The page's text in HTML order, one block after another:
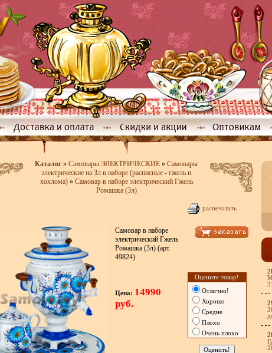
Каталог» Самовары ЭЛЕКТРИЧЕСКИЕ » Самовары
электрические на 3л в наборе (расписные - гжель и
хохлома)» Самовар в наборе электрический Гжель
Ромашка (3л)
распечатать
Самовар в наборе
электрический Гжель
Ромашка (3л) (арт.
49824)
Цена: 14990
руб.
Оцените товар!
Отлично!
Хорошо
Средне
Плохо
Очень плохо